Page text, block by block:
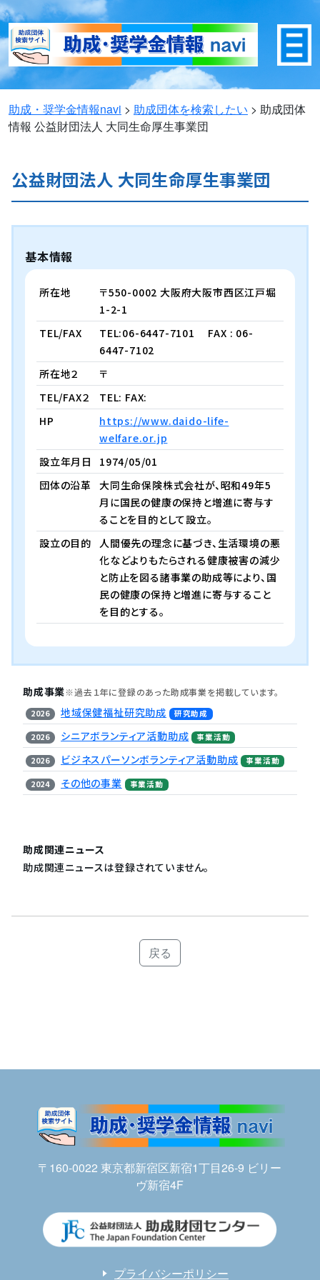
助成・奨学金情報navi > 助成団体を検索したい > 助成団体
情報 公益財団法人 大同生命厚生事業団
公益財団法人 大同生命厚生事業団
基本情報
所在地
〒550-0002 大阪府大阪市西区江戸堀
1-2-1
TEL/FAX
TEL:06-6447-7101
FAX : 06-
6447-7102
所在地２
〒
TEL/FAX２
TEL: FAX:
HP
https://www.daido-life-
welfare.or.jp
設立年月日
1974/05/01
団体の沿革
大同生命保険株式会社が、昭和49年5
月に国民の健康の保持と増進に寄与す
ることを目的として設立。
設立の目的 人間優先の理念に基づき、生活環境の悪
化などよりもたらされる健康被害の減少
と防止を図る諸事業の助成等により、国
民の健康の保持と増進に寄与すること
を目的とする。
助成事業※過去１年に登録のあった助成事業を掲載しています。
2026 地域保健福祉研究助成 研究助成
2026 シニアボランティア活動助成 事業活動
2026 ビジネスパーソンボランティア活動助成 事業活動
2024 その他の事業 事業活動
助成関連ニュース
助成関連ニュースは登録されていません。
戻る
〒160-0022 東京都新宿区新宿1丁目26-9 ビリー
ヴ新宿4F
プライバシーポリシー